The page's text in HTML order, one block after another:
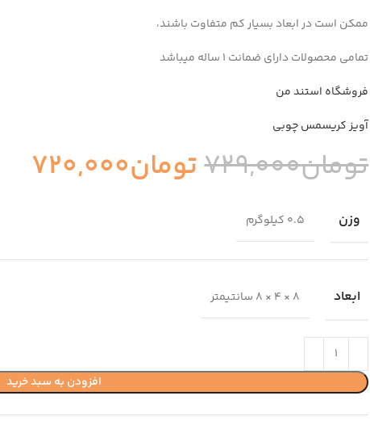
ممکن است در ابعاد بسیار کم متفاوت باشند،
تمامی محصولات دارای ضمانت ۱ ساله میباشد
فروشگاه استند من
آویز کریسمس چوبی
تومان729,000تومان720,000
وزن 0.5 کیلوگرم
ابعاد 8 × 4 × 8 سانتیمتر
افزودن به سبد خرید